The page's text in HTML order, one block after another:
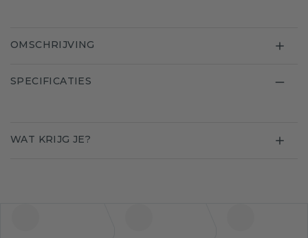
OMSCHRIJVING
SPECIFICATIES
WAT KRIJG JE?